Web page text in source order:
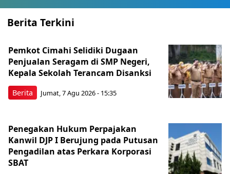
Berita Terkini
Berita
Pemkot Cimahi Selidiki Dugaan
Penjualan Seragam di SMP Negeri,
Kepala Sekolah Terancam Disanksi
Jumat, 7 Agu 2026 - 15:35
Penegakan Hukum Perpajakan
Kanwil DJP I Berujung pada Putusan
Pengadilan atas Perkara Korporasi
SBAT